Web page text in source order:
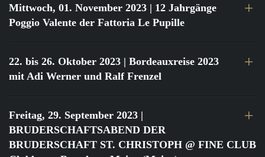
Mittwoch, 01. November 2023 | 12 Jahrgänge
Poggio Valente der Fattoria Le Pupille
22. bis 26. Oktober 2023 | Bordeauxreise 2023
mit Adi Werner und Ralf Frenzel
Freitag, 29. September 2023 |
BRUDERSCHAFTSABEND DER
BRUDERSCHAFT ST. CHRISTOPH @ FINE CLUB